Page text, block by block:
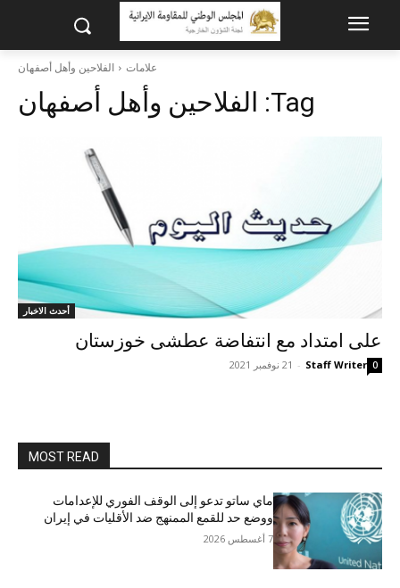
علامات الفلاحين وأهل أصفهان
Tag: الفلاحين وأهل أصفهان
أحدث الاخبار
على امتداد مع انتفاضة عطشى خوزستان
Staff Writer
- 21 نوفمبر 2021 0
MOST READ
ماي ساتو تدعو إلى الوقف الفوري للإعدامات
ووضع حد للقمع الممنهج ضد الأقليات في إيران
7 أغسطس 2026